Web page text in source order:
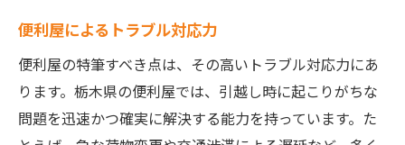
便利屋によるトラブル対応力
便利屋の特筆すべき点は、その高いトラブル対応力にあ
ります。栃木県の便利屋では、引越し時に起こりがちな
問題を迅速かつ確実に解決する能力を持っています。た